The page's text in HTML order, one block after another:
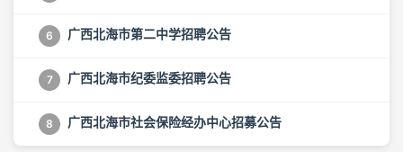
6 广西北海市第二中学招聘公告
7 广西北海市纪委监委招聘公告
8 广西北海市社会保险经办中心招募公告